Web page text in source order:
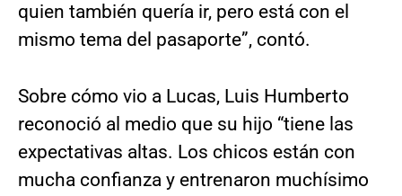
quien también quería ir, pero está con el
mismo tema del pasaporte”, contó.
Sobre cómo vio a Lucas, Luis Humberto
reconoció al medio que su hijo “tiene las
expectativas altas. Los chicos están con
mucha confianza y entrenaron muchísimo